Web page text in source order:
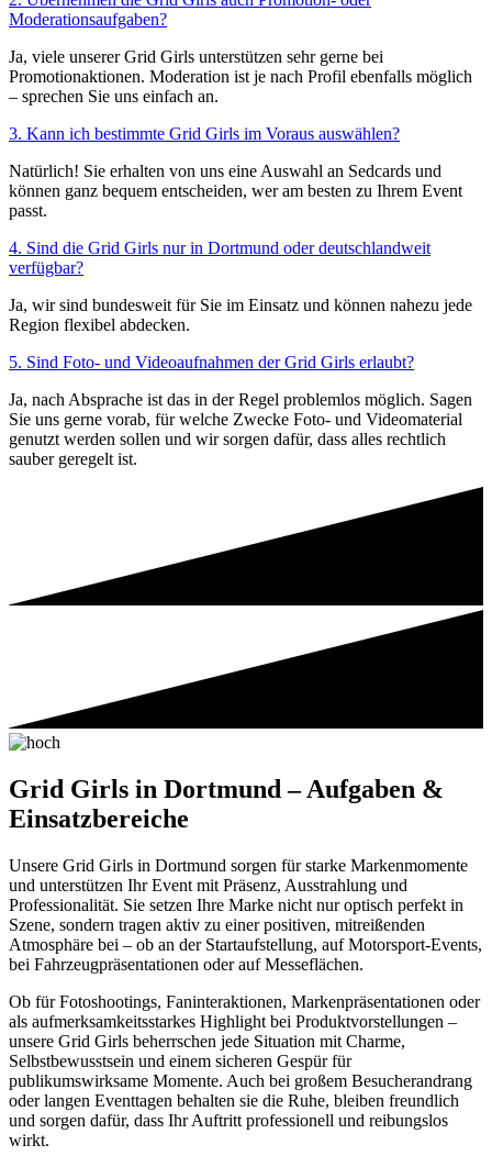
Moderationsaufgaben?
Ja, viele unserer Grid Girls unterstützen sehr gerne bei
Promotionaktionen. Moderation ist je nach Profil ebenfalls möglich
– sprechen Sie uns einfach an.
3. Kann ich bestimmte Grid Girls im Voraus auswählen?
Natürlich! Sie erhalten von uns eine Auswahl an Sedcards und
können ganz bequem entscheiden, wer am besten zu Ihrem Event
passt.
4. Sind die Grid Girls nur in Dortmund oder deutschlandweit
verfügbar?
Ja, wir sind bundesweit für Sie im Einsatz und können nahezu jede
Region flexibel abdecken.
5. Sind Foto- und Videoaufnahmen der Grid Girls erlaubt?
Ja, nach Absprache ist das in der Regel problemlos möglich. Sagen
Sie uns gerne vorab, für welche Zwecke Foto- und Videomaterial
genutzt werden sollen und wir sorgen dafür, dass alles rechtlich
sauber geregelt ist.
Grid Girls in Dortmund – Aufgaben &
Einsatzbereiche
Unsere Grid Girls in Dortmund sorgen für starke Markenmomente
und unterstützen Ihr Event mit Präsenz, Ausstrahlung und
Professionalität. Sie setzen Ihre Marke nicht nur optisch perfekt in
Szene, sondern tragen aktiv zu einer positiven, mitreißenden
Atmosphäre bei – ob an der Startaufstellung, auf Motorsport-Events,
bei Fahrzeugpräsentationen oder auf Messeflächen.
Ob für Fotoshootings, Faninteraktionen, Markenpräsentationen oder
als aufmerksamkeitsstarkes Highlight bei Produktvorstellungen –
unsere Grid Girls beherrschen jede Situation mit Charme,
Selbstbewusstsein und einem sicheren Gespür für
publikumswirksame Momente. Auch bei großem Besucherandrang
oder langen Eventtagen behalten sie die Ruhe, bleiben freundlich
und sorgen dafür, dass Ihr Auftritt professionell und reibungslos
wirkt.